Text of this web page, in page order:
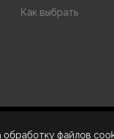
Как выбрать
обработку файлов